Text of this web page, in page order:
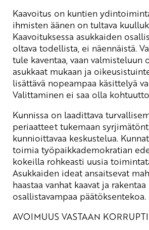
Kaavoitus on kuntien
ihmisten äänen on tultava
Kaavoituksessa asukkaiden
oltava todellista, ei näennäistä.
tule kaventaa, vaan valmisteluun
asukkaat mukaan ja
lisättävä nopeampaa käsittelyä
Valittaminen ei saa olla
Kunnissa on laadittava
periaatteet tukemaan
kunnioittavaa keskustelua.
toimia työpaikkademokratian
kokeilla rohkeasti uusia
Asukkaiden ideat ansaitsevat
haastaa vanhat kaavat ja
osallistavampaa päätöksentekoa.
AVOIMUUS VASTAAN